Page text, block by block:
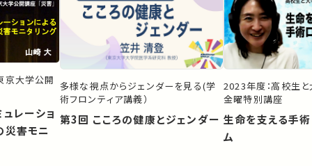
京大学公開
レーショ
災害モニ
多様な視点からジェンダーを見る(学
術フロンティア講義）
第3回 こころの健康とジェンダー
2023年度：高校生
金曜特別講座
生命を支える手
ム